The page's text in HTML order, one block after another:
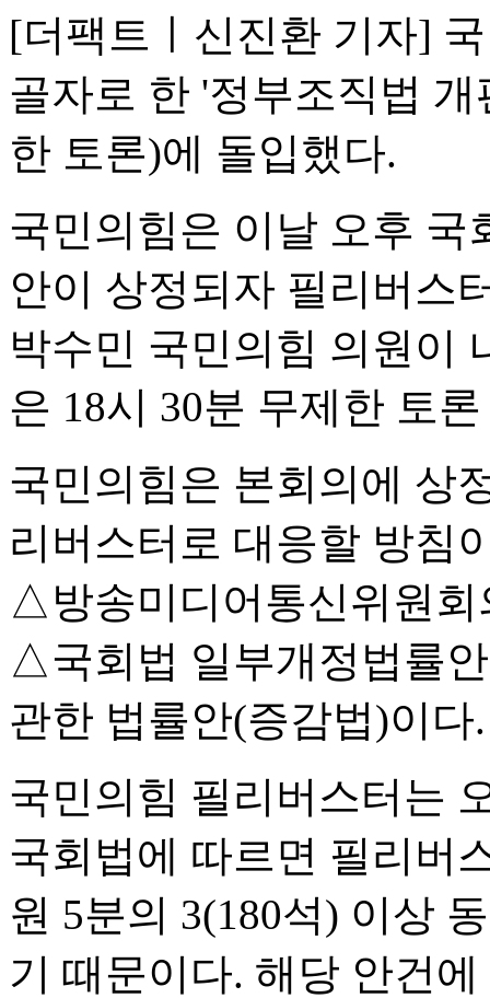
[더팩트ㅣ신진환 기자]
골자로 한 '정부조직법
한 토론)에 돌입했다.
국민의힘은 이날 오후 국
안이 상정되자 필리버스
박수민 국민의힘 의원이
은 18시 30분 무제한 토
국민의힘은 본회의에 상
리버스터로 대응할 방침
△방송미디어통신위원회
△국회법 일부개정법률
관한 법률안(증감법)이다.
국민의힘 필리버스터는
국회법에 따르면 필리버
원 5분의 3(180석) 이상
기 때문이다. 해당 안건